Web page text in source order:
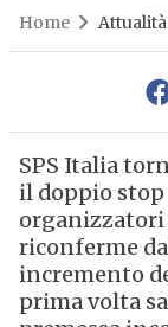
Home Attualità
SPS Italia
il doppio stop
riconferme
incremento
prima volta